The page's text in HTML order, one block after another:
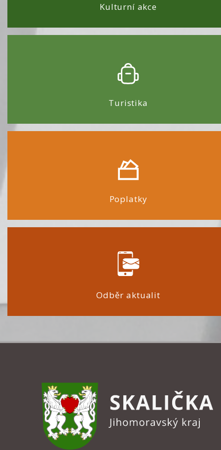
Kulturní akce
Turistika
Poplatky
Odběr aktualit